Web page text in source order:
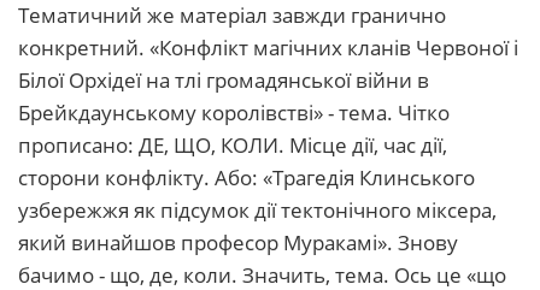
Тематичний же матеріал завжди гранично
конкретний. «Конфлікт магічних кланів Червоної і
Білої Орхідеї на тлі громадянської війни в
Брейкдаунському королівстві» - тема. Чітко
прописано: ДЕ, ЩО, КОЛИ. Місце дії, час дії,
сторони конфлікту. Або: «Трагедія Клинського
узбережжя як підсумок дії тектонічного міксера,
який винайшов професор Муракамі». Знову
бачимо - що, де, коли. Значить, тема. Ось це «що